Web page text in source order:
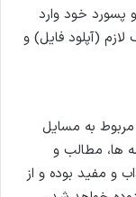
پسورد خود وارد
(آپلود فایل) و
مربوط به مسایل
ها، مطالب و
و مفید بوده و از